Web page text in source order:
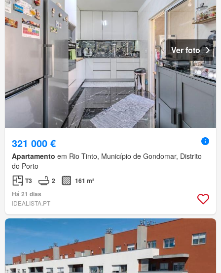
Ver foto
321 000 €
Apartamento em Rio Tinto, Município de Gondomar, Distrito
do Porto
T3 2
161 m²
Há 21 dias
IDEALISTA.PT